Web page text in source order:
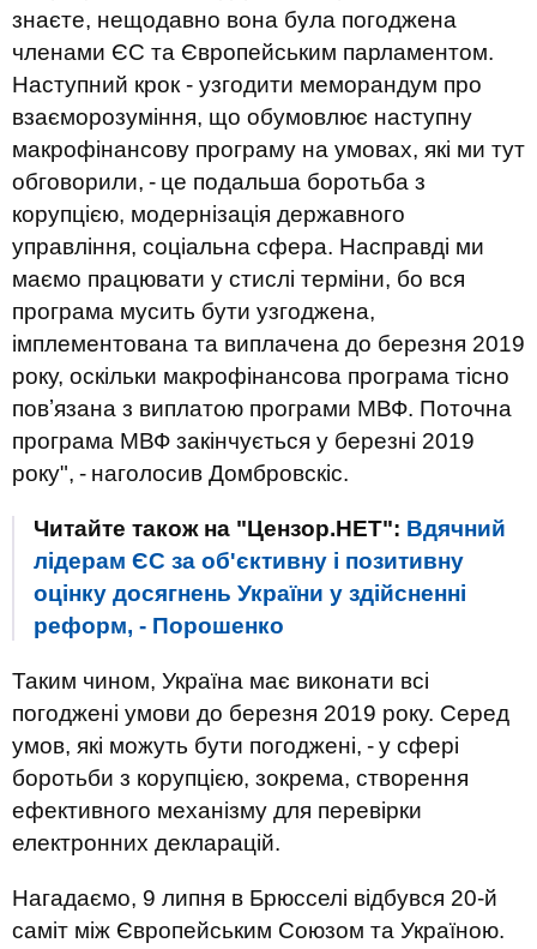
знаєте, нещодавно вона була погоджена
членами ЄС та Європейським парламентом.
Наступний крок - узгодити меморандум про
взаєморозуміння, що обумовлює наступну
макрофінансову програму на умовах, які ми тут
обговорили, - це подальша боротьба з
корупцією, модернізація державного
управління, соціальна сфера. Насправді ми
маємо працювати у стислі терміни, бо вся
програма мусить бути узгоджена,
імплементована та виплачена до березня 2019
року, оскільки макрофінансова програма тісно
повʼязана з виплатою програми МВФ. Поточна
програма МВФ закінчується у березні 2019
року", - наголосив Домбровскіс.
Читайте також на "Цензор.НЕТ": Вдячний
лідерам ЄС за об'єктивну і позитивну
оцінку досягнень України у здійсненні
реформ, - Порошенко
Таким чином, Україна має виконати всі
погоджені умови до березня 2019 року. Серед
умов, які можуть бути погоджені, - у сфері
боротьби з корупцією, зокрема, створення
ефективного механізму для перевірки
електронних декларацій.
Нагадаємо, 9 липня в Брюсселі відбувся 20-й
саміт між Європейським Союзом та Україною.